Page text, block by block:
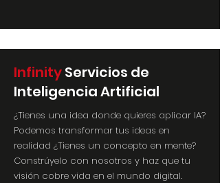
InfinityServicios de
Inteligencia Artificial
¿Tienes una idea donde quieres aplicar IA?
Podemos transformar tus ideas en
realidad ¿Tienes un concepto en mente?
Constrúyelo con nosotros y haz que tu
visión cobre vida en el mundo digital.